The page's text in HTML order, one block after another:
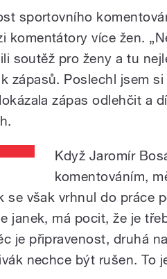
sportovního
komentátory více žen.
soutěž pro ženy a tu
zápasů. Poslechl jsem
zápas odlehčit a
Když Jaromír
komentováním,
se však vrhnul do práce
janek, má pocit, že je
je připravenost, druhá
nechce být rušen. To